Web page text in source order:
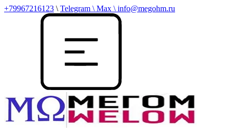
+79967216123 \ Telegram \ Max \ info@megohm.ru